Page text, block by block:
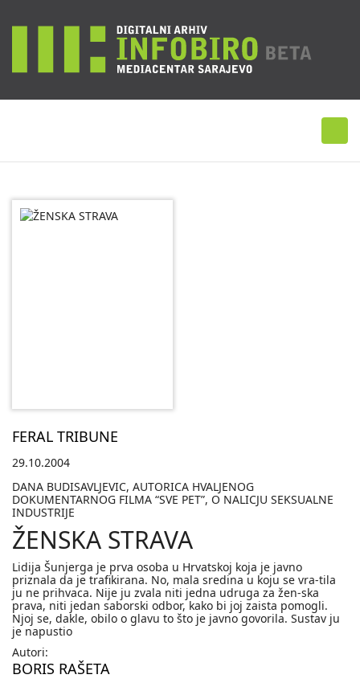
FERAL TRIBUNE
29.10.2004
DANA BUDISAVLJEVIC, AUTORICA HVALJENOG
DOKUMENTARNOG FILMA “SVE PET”, O NALICJU SEKSUALNE
INDUSTRIJE
ŽENSKA STRAVA
Lidija Šunjerga je prva osoba u Hrvatskoj koja je javno
priznala da je trafikirana. No, mala sredina u koju se vra-tila
ju ne prihvaca. Nije ju zvala niti jedna udruga za žen-ska
prava, niti jedan saborski odbor, kako bi joj zaista pomogli.
Njoj se, dakle, obilo o glavu to što je javno govorila. Sustav ju
je napustio
Autori:
BORIS RAŠETA